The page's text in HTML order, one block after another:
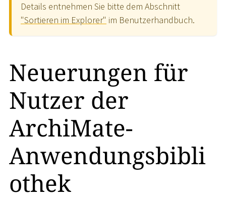
Details entnehmen Sie bitte dem Abschnitt
"Sortieren im Explorer" im Benutzerhandbuch.
Neuerungen für
Nutzer der
ArchiMate-
Anwendungsbibli
othek